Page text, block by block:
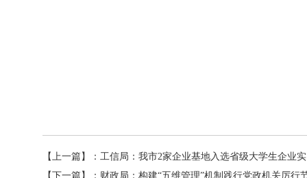
【上一篇】： 工信局：我市2家企业基地入选省级大学生企业
【下一篇】： 财政局：构建“五维管理”机制践行党政机关厉行